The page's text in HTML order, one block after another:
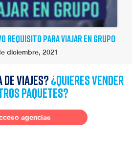
REQUISITO PARA VIAJAR EN GRUPO
diciembre, 2021
de viajes?¿quieres vender
paquetes?
agencias